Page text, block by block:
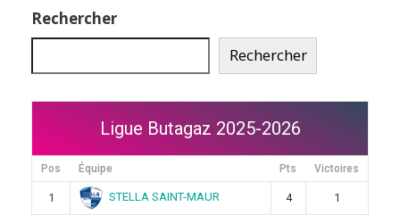
Rechercher
Rechercher
Ligue Butagaz 2025-2026
Pos Équipe Pts Victoires
1 STELLA SAINT-MAUR 4 1